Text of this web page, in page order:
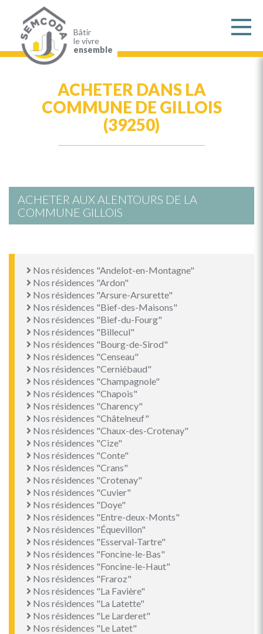
contenu
principal
Bâtir
le vivre
ensemble
ACHETER DANS LA
COMMUNE DE GILLOIS
(39250)
ACHETER AUX ALENTOURS DE LA
COMMUNE GILLOIS
Nos résidences "Andelot-en-Montagne"
Nos résidences "Ardon"
Nos résidences "Arsure-Arsurette"
Nos résidences "Bief-des-Maisons"
Nos résidences "Bief-du-Fourg"
Nos résidences "Billecul"
Nos résidences "Bourg-de-Sirod"
Nos résidences "Censeau"
Nos résidences "Cerniébaud"
Nos résidences "Champagnole"
Nos résidences "Chapois"
Nos résidences "Charency"
Nos résidences "Châtelneuf"
Nos résidences "Chaux-des-Crotenay"
Nos résidences "Cize"
Nos résidences "Conte"
Nos résidences "Crans"
Nos résidences "Crotenay"
Nos résidences "Cuvier"
Nos résidences "Doye"
Nos résidences "Entre-deux-Monts"
Nos résidences "Équevillon"
Nos résidences "Esserval-Tartre"
Nos résidences "Foncine-le-Bas"
Nos résidences "Foncine-le-Haut"
Nos résidences "Fraroz"
Nos résidences "La Favière"
Nos résidences "La Latette"
Nos résidences "Le Larderet"
Nos résidences "Le Latet"